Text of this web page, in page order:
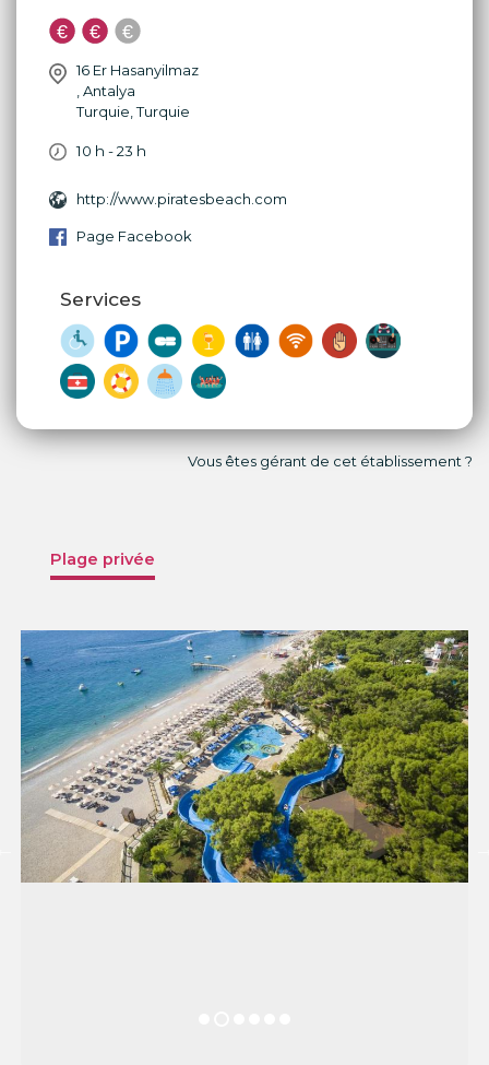
16 Er Hasanyilmaz
Antalya
Turquie ,Turquie
10 h - 23 h
http://www.piratesbeach.com
Page Facebook
Services
Vous êtes gérant de cet établissement ?
Plage privée